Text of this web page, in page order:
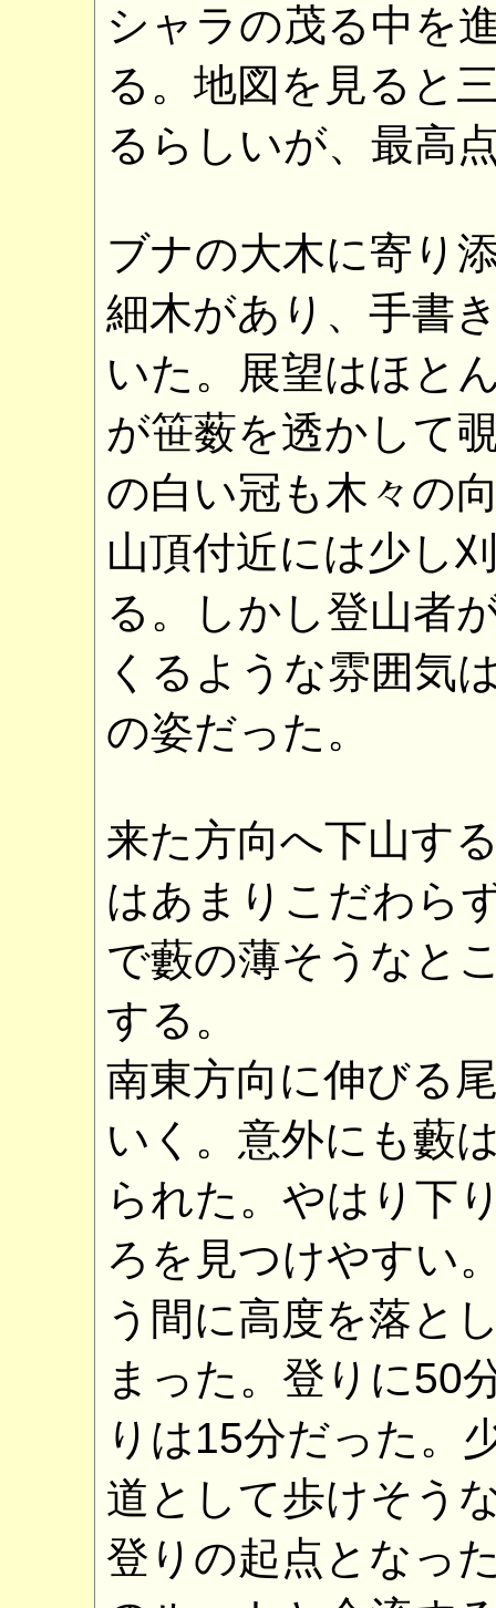
シャラの茂る中を
る。地図を見ると
るらしいが、最高
ブナの大木に寄り
細木があり、手書
いた。展望はほと
が笹薮を透かして
の白い冠も木々の
山頂付近には少し
る。しかし登山者
くるような雰囲気
の姿だった。
来た方向へ下山す
はあまりこだわら
で藪の薄そうなと
する。
南東方向に伸びる
いく。意外にも藪
られた。やはり下
ろを見つけやすい
う間に高度を落と
まった。登りに50
りは15分だった。
道として歩けそう
登りの起点となっ